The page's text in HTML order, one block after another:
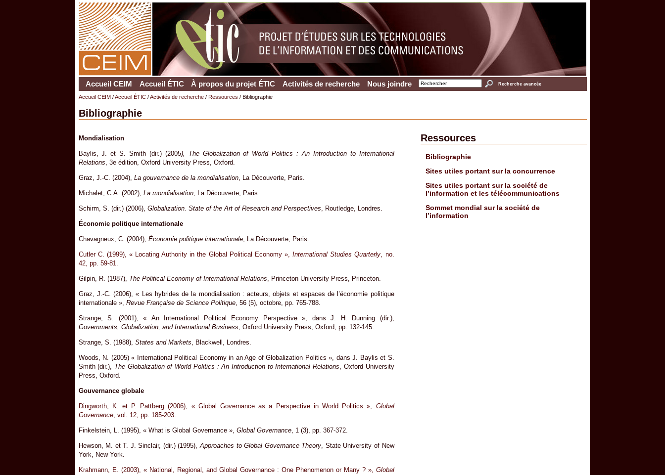
Accueil CEIM Accueil ÉTIC À propos du projet ÉTIC Activités de recherche Nous joindre Recherche avancée
Accueil CEIM/Accueil ÉTIC/Activités de recherche/ Ressources / Bibliographie
Bibliographie
Mondialisation
Baylis, J. et S. Smith (dir.) (2005), The Globalization of World Politics : An Introduction to International
Relations, 3e édition, Oxford University Press, Oxford.
Graz, J.-C. (2004), La gouvernance de la mondialisation, La Découverte, Paris.
Michalet, C.A. (2002), La mondialisation, La Découverte, Paris.
Schirm, S. (dir.) (2006), Globalization. State of the Art of Research and Perspectives, Routledge, Londres.
Économie politique internationale
Chavagneux, C. (2004), Économie politique internationale, La Découverte, Paris.
Cutler C. (1999), « Locating Authority in the Global Political Economy »,International Studies Quarterly, no.
42, pp. 59-81.
Gilpin, R. (1987), The Political Economy of International Relations, Princeton University Press, Princeton.
Graz, J.-C. (2006), « Les hybrides de la mondialisation : acteurs, objets et espaces de l’économie politique
internationale », Revue Française de Science Politique, 56 (5), octobre, pp. 765-788.
Strange, S. (2001), « An International Political Economy Perspective », dans J. H. Dunning (dir.),
Governments, Globalization, and International Business, Oxford University Press, Oxford, pp. 132-145.
Strange, S. (1988), States and Markets, Blackwell, Londres.
Woods, N. (2005) « International Political Economy in an Age of Globalization Politics », dans J. Baylis et S.
Smith (dir.), The Globalization of World Politics : An Introduction to International Relations, Oxford University
Press, Oxford.
Gouvernance globale
Dingworth, K. et P. Pattberg (2006), « Global Governance as a Perspective in World Politics », Global
Governance, vol. 12, pp. 185-203.
Finkelstein, L. (1995), « What is Global Governance », Global Governance, 1 (3), pp. 367-372.
Hewson, M. et T. J. Sinclair, (dir.) (1995),Approaches to Global Governance Theory, State University of New
York, New York.
Krahmann, E. (2003), « National, Regional, and Global Governance : One Phenomenon or Many ? », Global
Ressources
Bibliographie
Sites utiles portant sur la concurrence
Sites utiles portant sur la société de
l’information et les télécommunications
Sommet mondial sur la société de
l’information